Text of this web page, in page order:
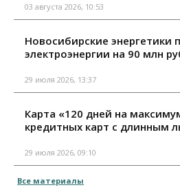
03 августа 2026, 10:53
Новосибирские энергетики
электроэнергии на 90 млн
29 июля 2026, 13:37
Карта «120 дней на
кредитных карт с длинным
29 июля 2026, 09:10
Все материалы